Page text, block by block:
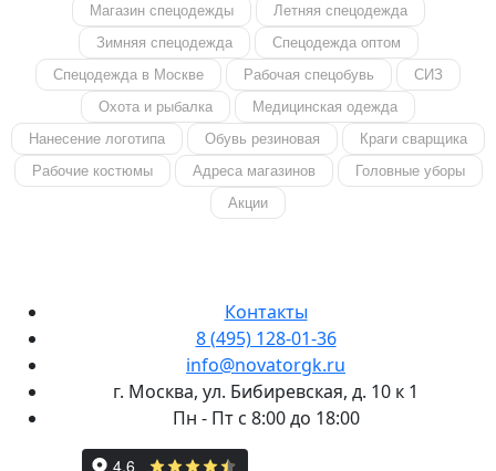
Магазин спецодежды
Летняя спецодежда
Зимняя спецодежда
Спецодежда оптом
Спецодежда в Москве
Рабочая спецобувь
СИЗ
Охота и рыбалка
Медицинская одежда
Нанесение логотипа
Обувь резиновая
Краги сварщика
Рабочие костюмы
Адреса магазинов
Головные уборы
Акции
Контакты
8 (495) 128-01-36
info@novatorgk.ru
г. Москва, ул. Бибиревская, д. 10 к 1
Пн - Пт с 8:00 до 18:00